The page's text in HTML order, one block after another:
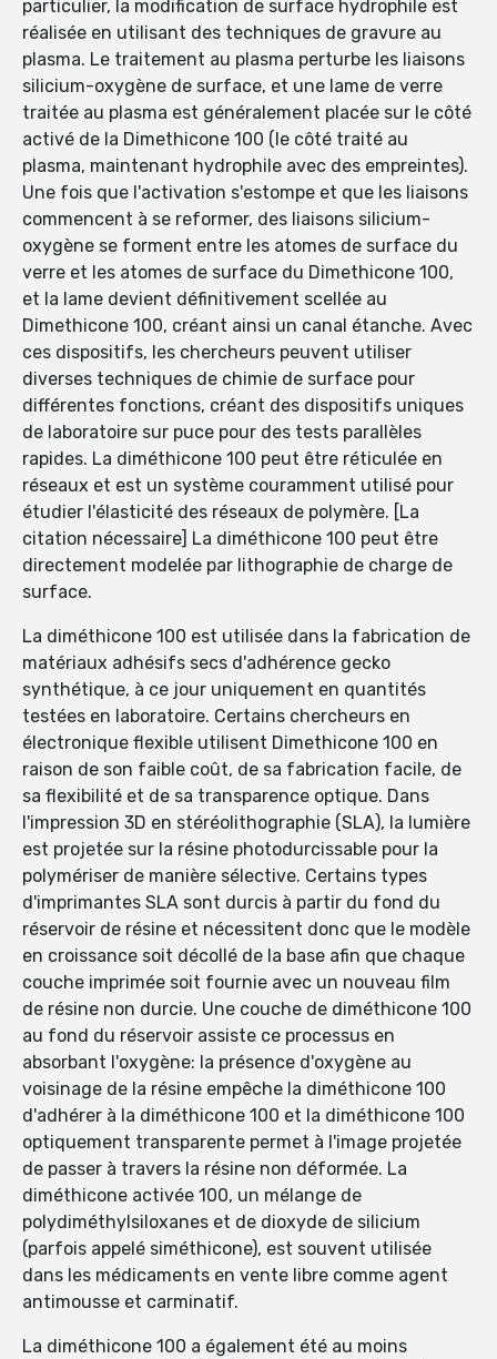
particulier, la modification de surface hydrophile est
réalisée en utilisant des techniques de gravure au
plasma. Le traitement au plasma perturbe les liaisons
silicium-oxygène de surface, et une lame de verre
traitée au plasma est généralement placée sur le côté
activé de la Dimethicone 100 (le côté traité au
plasma, maintenant hydrophile avec des empreintes).
Une fois que l'activation s'estompe et que les liaisons
commencent à se reformer, des liaisons silicium-
oxygène se forment entre les atomes de surface du
verre et les atomes de surface du Dimethicone 100,
et la lame devient définitivement scellée au
Dimethicone 100, créant ainsi un canal étanche. Avec
ces dispositifs, les chercheurs peuvent utiliser
diverses techniques de chimie de surface pour
différentes fonctions, créant des dispositifs uniques
de laboratoire sur puce pour des tests parallèles
rapides. La diméthicone 100 peut être réticulée en
réseaux et est un système couramment utilisé pour
étudier l'élasticité des réseaux de polymère. [La
citation nécessaire] La diméthicone 100 peut être
directement modelée par lithographie de charge de
surface.
La diméthicone 100 est utilisée dans la fabrication de
matériaux adhésifs secs d'adhérence gecko
synthétique, à ce jour uniquement en quantités
testées en laboratoire. Certains chercheurs en
électronique flexible utilisent Dimethicone 100 en
raison de son faible coût, de sa fabrication facile, de
sa flexibilité et de sa transparence optique. Dans
l'impression 3D en stéréolithographie (SLA), la lumière
est projetée sur la résine photodurcissable pour la
polymériser de manière sélective. Certains types
d'imprimantes SLA sont durcis à partir du fond du
réservoir de résine et nécessitent donc que le modèle
en croissance soit décollé de la base afin que chaque
couche imprimée soit fournie avec un nouveau film
de résine non durcie. Une couche de diméthicone 100
au fond du réservoir assiste ce processus en
absorbant l'oxygène: la présence d'oxygène au
voisinage de la résine empêche la diméthicone 100
d'adhérer à la diméthicone 100 et la diméthicone 100
optiquement transparente permet à l'image projetée
de passer à travers la résine non déformée. La
diméthicone activée 100, un mélange de
polydiméthylsiloxanes et de dioxyde de silicium
(parfois appelé siméthicone), est souvent utilisée
dans les médicaments en vente libre comme agent
antimousse et carminatif.
La diméthicone 100 a également été au moins